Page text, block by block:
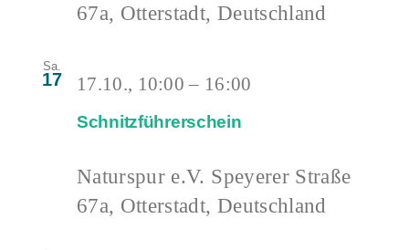
67a, Otterstadt, Deutschland
Sa.
17
Schnitzführerschein
17.10., 10:00 – 16:00
Naturspur e.V. Speyerer Straße
67a, Otterstadt, Deutschland